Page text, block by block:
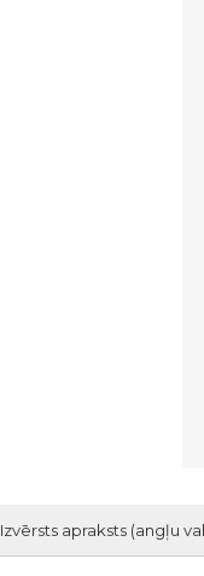
Izvērsts apraksts (angļu